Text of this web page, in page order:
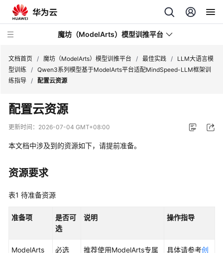
魔坊（ModelArts）模型训推平台
新
动
态
服
公
告
品
介
文档首页 / 魔坊（ModelArts）模型训推平台 / 最佳实践 /
LLM大语言模
型训练 / Qwen3系列模型基于ModelArts平台适配MindSpeed-LLM框架训
练指导 / 配置云资源
配置云资源
更新时间： 2026-07-04 GMT+08:00
本文档中涉及到的资源如下，请提前准备。
资源要求
表1 待准备资源
准备项
是否可
选
说明 操作指导
ModelArts
必选
推荐使用ModelArts专属
具体请参考创